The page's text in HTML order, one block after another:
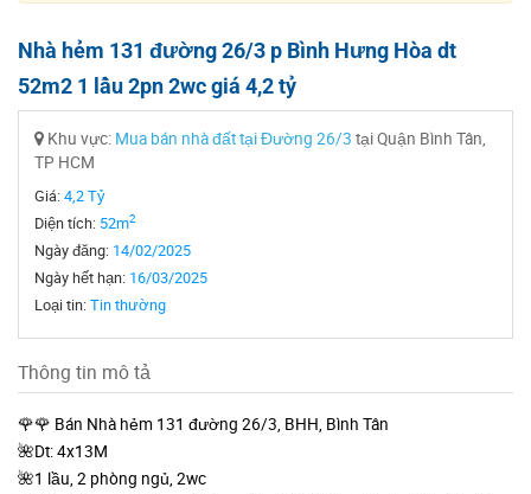
Nhà hẻm 131 đường 26/3 p Bình Hưng Hòa dt
52m2 1 lầu 2pn 2wc giá 4,2 tỷ
Khu vực: Mua bán nhà đất tại Đường 26/3 tại Quận Bình Tân,
TP HCM
Giá:4,2 Tỷ
Diện tích: 52m2
Ngày đăng: 14/02/2025
Ngày hết hạn: 16/03/2025
Loại tin:Tin thường
Thông tin mô tả
🌹🌹 Bán Nhà hẻm 131 đường 26/3, BHH, Bình Tân
🌺Dt: 4x13M
🌺1 lầu, 2 phòng ngủ, 2wc